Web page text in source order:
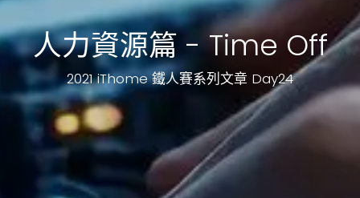
人力資源篇 - Time Off
2021 iThome 鐵人賽系列文章 Day24